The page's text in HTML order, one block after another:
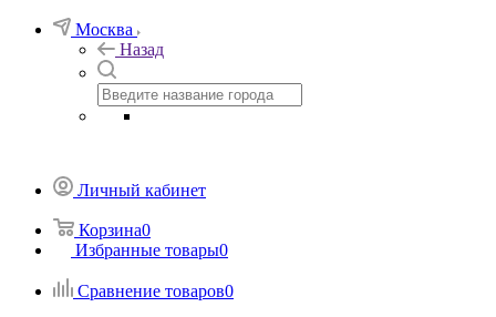
Москва
Назад
Личный кабинет
Корзина0
Избранные товары0
Сравнение товаров0